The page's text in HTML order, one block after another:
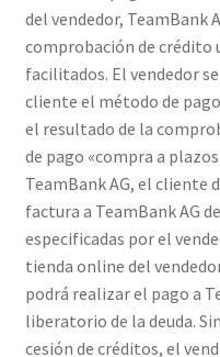
del vendedor, TeamBank
comprobación de
facilitados. El vendedor
cliente el método de
el resultado de la
de pago «compra a
TeamBank AG, el cliente
factura a TeamBank AG
especificadas por el
tienda online del
podrá realizar el pago a
liberatorio de la deuda.
cesión de créditos, el